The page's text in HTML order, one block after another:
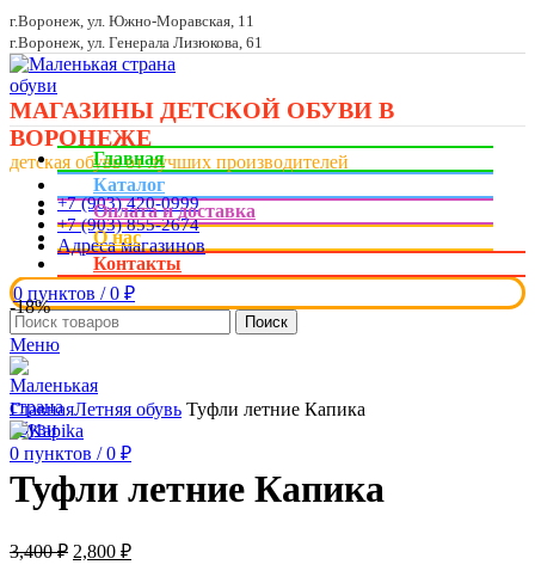
г.Воронеж, ул. Южно-Моравская, 11
г.Воронеж, ул. Генерала Лизюкова, 61
МАГАЗИНЫ ДЕТСКОЙ ОБУВИ В
ВОРОНЕЖЕ
детская обувь от лучших производителей
+7 (903) 420-0999
+7 (903) 855-2674
Адреса магазинов
0 пунктов / 0 ₽
Поиск
Меню
0 пунктов / 0 ₽
Главная
Каталог
Оплата и доставка
О нас
Контакты
-18%
Увеличить
ГлавнаяЛетняя обувь Туфли летние Капика
Туфли летние Капика
3,400₽ Первоначальная
2,800 ₽Текущая